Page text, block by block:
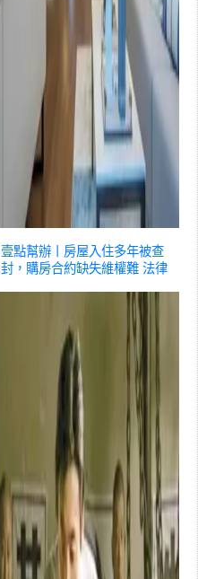
壹點幫辦丨房屋入住多年被查
封，購房合約缺失維權難 法律